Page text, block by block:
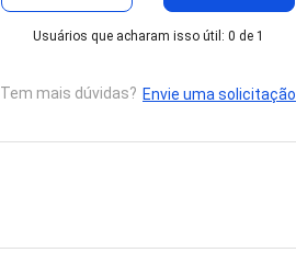
Usuários que acharam isso útil: 0 de 1
Tem mais dúvidas? Envie uma solicitação